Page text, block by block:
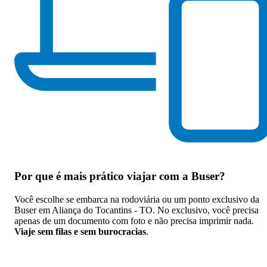
Por que é mais prático viajar com a Buser?
Você escolhe se embarca na rodoviária ou um ponto exclusivo da
Buser em Aliança do Tocantins - TO. No exclusivo, você precisa
apenas de um documento com foto e não precisa imprimir nada.
Viaje sem filas e sem burocracias.